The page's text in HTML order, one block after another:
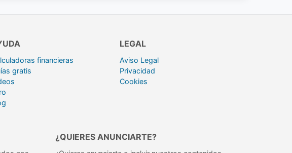
financieras
gratis
LEGAL
Aviso Legal
Privacidad
Cookies
¿QUIERES ANUNCIARTE?